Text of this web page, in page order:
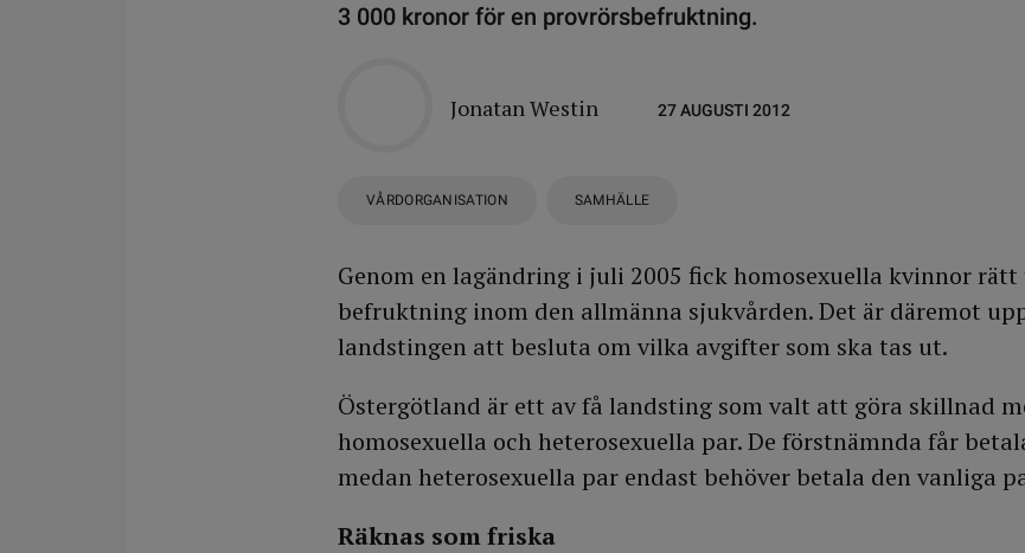
3 000 kronor för en provrörsbefruktning.
Jonatan Westin 27 AUGUSTI 2012
VÅRDORGANISATION SAMHÄLLE
Genom en lagändring i juli 2005 fick homosexuella kvinnor
befruktning inom den allmänna sjukvården. Det är däremot
landstingen att besluta om vilka avgifter som ska tas ut.
Östergötland är ett av få landsting som valt att göra skillnad
homosexuella och heterosexuella par. De förstnämnda får
medan heterosexuella par endast behöver betala den vanliga
Räknas som friska